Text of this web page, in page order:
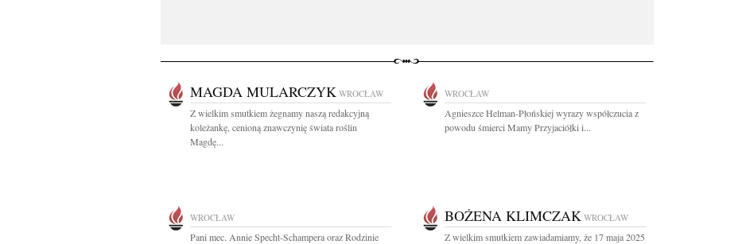
MAGDA MULARCZYK WROCŁAW
Z wielkim smutkiem żegnamy naszą redakcyjną
koleżankę, cenioną znawczynię świata roślin
Magdę...
WROCŁAW
Agnieszce Helman-Płońskiej wyrazy współczucia z
powodu śmierci Mamy Przyjaciółki i...
WROCŁAW
Pani mec. Annie Specht-Schampera oraz Rodzinie
BOŻENA KLIMCZAK WROCŁAW
Z wielkim smutkiem zawiadamiamy, że 17 maja 2025